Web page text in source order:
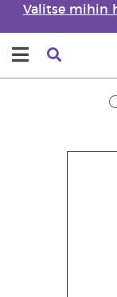
Valitse mihin